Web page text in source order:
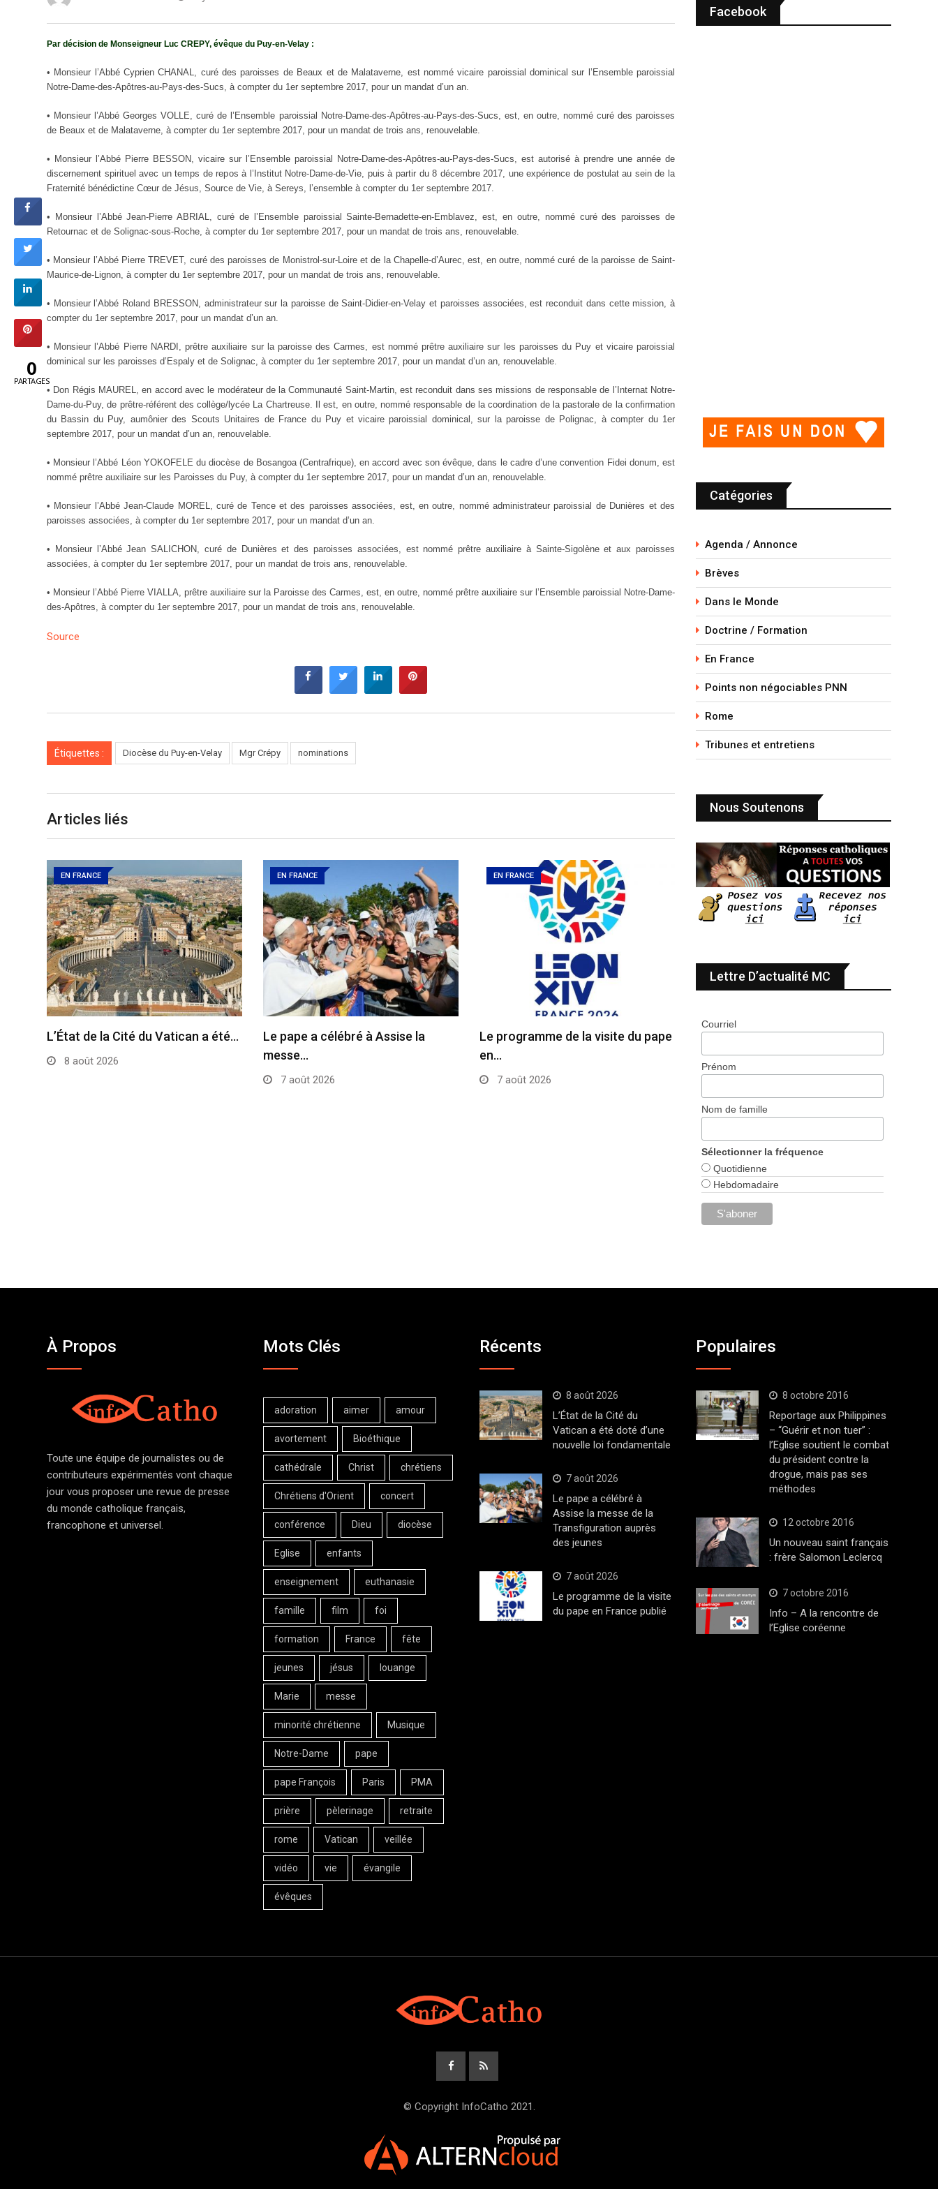
Par décision de Monseigneur Luc CREPY, évêque du Puy-en-Velay :
• Monsieur l’Abbé Cyprien CHANAL, curé des paroisses de Beaux et de Malataverne, est nommé vicaire paroissial dominical sur l’Ensemble paroissial
Notre-Dame-des-Apôtres-au-Pays-des-Sucs, à compter du 1er septembre 2017, pour un mandat d’un an.
• Monsieur l’Abbé Georges VOLLE, curé de l’Ensemble paroissial Notre-Dame-des-Apôtres-au-Pays-des-Sucs, est, en outre, nommé curé des paroisses
de Beaux et de Malataverne, à compter du 1er septembre 2017, pour un mandat de trois ans, renouvelable.
• Monsieur l’Abbé Pierre BESSON, vicaire sur l’Ensemble paroissial Notre-Dame-des-Apôtres-au-Pays-des-Sucs, est autorisé à prendre une année de
discernement spirituel avec un temps de repos à l’Institut Notre-Dame-de-Vie, puis à partir du 8 décembre 2017, une expérience de postulat au sein de la
Fraternité bénédictine Cœur de Jésus, Source de Vie, à Sereys, l’ensemble à compter du 1er septembre 2017.
• Monsieur l’Abbé Jean-Pierre ABRIAL, curé de l’Ensemble paroissial Sainte-Bernadette-en-Emblavez, est, en outre, nommé curé des paroisses de
Retournac et de Solignac-sous-Roche, à compter du 1er septembre 2017, pour un mandat de trois ans, renouvelable.
• Monsieur l’Abbé Pierre TREVET, curé des paroisses de Monistrol-sur-Loire et de la Chapelle-d’Aurec, est, en outre, nommé curé de la paroisse de Saint-
Maurice-de-Lignon, à compter du 1er septembre 2017, pour un mandat de trois ans, renouvelable.
• Monsieur l’Abbé Roland BRESSON, administrateur sur la paroisse de Saint-Didier-en-Velay et paroisses associées, est reconduit dans cette mission, à
compter du 1er septembre 2017, pour un mandat d’un an.
• Monsieur l’Abbé Pierre NARDI, prêtre auxiliaire sur la paroisse des Carmes, est nommé prêtre auxiliaire sur les paroisses du Puy et vicaire paroissial
dominical sur les paroisses d’Espaly et de Solignac, à compter du 1er septembre 2017, pour un mandat d’un an, renouvelable.
• Don Régis MAUREL, en accord avec le modérateur de la Communauté Saint-Martin, est reconduit dans ses missions de responsable de l’Internat Notre-
Dame-du-Puy, de prêtre-référent des collège/lycée La Chartreuse. Il est, en outre, nommé responsable de la coordination de la pastorale de la confirmation
du Bassin du Puy, aumônier des Scouts Unitaires de France du Puy et vicaire paroissial dominical, sur la paroisse de Polignac, à compter du 1er
septembre 2017, pour un mandat d’un an, renouvelable.
• Monsieur l’Abbé Léon YOKOFELE du diocèse de Bosangoa (Centrafrique), en accord avec son évêque, dans le cadre d’une convention Fidei donum, est
nommé prêtre auxiliaire sur les Paroisses du Puy, à compter du 1er septembre 2017, pour un mandat d’un an, renouvelable.
• Monsieur l’Abbé Jean-Claude MOREL, curé de Tence et des paroisses associées, est, en outre, nommé administrateur paroissial de Dunières et des
paroisses associées, à compter du 1er septembre 2017, pour un mandat d’un an.
• Monsieur l’Abbé Jean SALICHON, curé de Dunières et des paroisses associées, est nommé prêtre auxiliaire à Sainte-Sigolène et aux paroisses
associées, à compter du 1er septembre 2017, pour un mandat de trois ans, renouvelable.
• Monsieur l’Abbé Pierre VIALLA, prêtre auxiliaire sur la Paroisse des Carmes, est, en outre, nommé prêtre auxiliaire sur l’Ensemble paroissial Notre-Dame-
des-Apôtres, à compter du 1er septembre 2017, pour un mandat de trois ans, renouvelable.
Source
Étiquettes : Diocèse du Puy-en-Velay Mgr Crépy nominations
Articles liés
EN FRANCE
L’État de la Cité du Vatican a été…
8 août 2026
EN FRANCE
Le pape a célébré à Assise la
messe…
7 août 2026
EN FRANCE
Le programme de la visite du pape
en…
7 août 2026
Facebook
Catégories
Agenda / Annonce
Brèves
Dans le Monde
Doctrine / Formation
En France
Points non négociables PNN
Rome
Tribunes et entretiens
Nous Soutenons
Lettre D’actualité MC
Courriel
Prénom
Nom de famille
Sélectionner la fréquence
Quotidienne
Hebdomadaire
À Propos
Toute une équipe de journalistes ou de
contributeurs expérimentés vont chaque
jour vous proposer une revue de presse
du monde catholique français,
francophone et universel.
Mots Clés
adoration aimer amour
avortement Bioéthique
cathédrale Christ chrétiens
Chrétiens d'Orient concert
conférence Dieu diocèse
Eglise enfants
enseignement euthanasie
famille film foi
formation France fête
jeunes jésus louange
Marie messe
minorité chrétienne Musique
Notre-Dame pape
pape François Paris PMA
prière pèlerinage retraite
rome Vatican veillée
vidéo vie évangile
évêques
Récents
8 août 2026
L’État de la Cité du
Vatican a été doté d’une
nouvelle loi fondamentale
7 août 2026
Le pape a célébré à
Assise la messe de la
Transfiguration auprès
des jeunes
7 août 2026
Le programme de la visite
du pape en France publié
Populaires
8 octobre 2016
Reportage aux Philippines
– “Guérir et non tuer” :
l’Eglise soutient le combat
du président contre la
drogue, mais pas ses
méthodes
12 octobre 2016
Un nouveau saint français
: frère Salomon Leclercq
7 octobre 2016
Info – A la rencontre de
l’Eglise coréenne
© Copyright InfoCatho 2021.
0
PARTAGES